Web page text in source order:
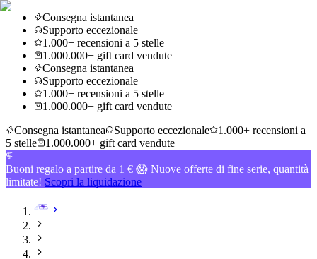
Consegna istantanea
Supporto eccezionale
1.000+ recensioni a 5 stelle
1.000.000+ gift card vendute
Consegna istantanea
Supporto eccezionale
1.000+ recensioni a 5 stelle
1.000.000+ gift card vendute
Consegna istantanea
Supporto eccezionale
1.000+ recensioni a
5 stelle
1.000.000+ gift card vendute
Buoni regalo a partire da 1 € 😱 Nuove offerte di fine serie, quantità
limitate! Scopri la liquidazione